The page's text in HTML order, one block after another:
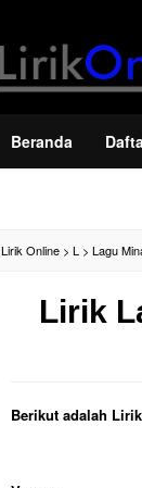
Beranda
Lirik Online > L > Lagu
Lirik
Berikut adalah